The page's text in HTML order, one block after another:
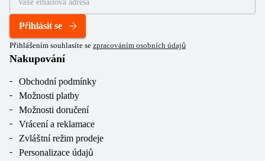
Přihlásit se
Přihlášením souhlasíte se zpracováním osobních údajů
Nakupování
Obchodní podmínky
Možnosti platby
Možnosti doručení
Vrácení a reklamace
Zvláštní režim prodeje
Personalizace údajů